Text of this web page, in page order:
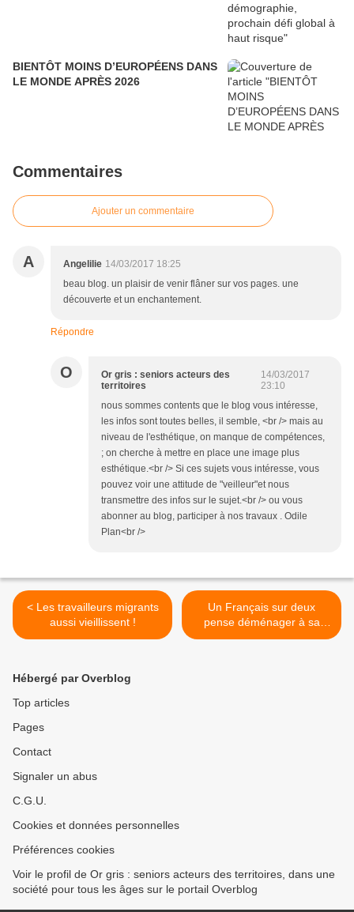
BIENTÔT MOINS D’EUROPÉENS DANS
LE MONDE APRÈS 2026
Commentaires
Ajouter un commentaire
A Angelilie 14/03/2017 18:25
beau blog. un plaisir de venir flâner sur vos pages. une
découverte et un enchantement.
Répondre
O
Or gris : seniors acteurs des
territoires
14/03/2017
23:10
nous sommes contents que le blog vous intéresse,
les infos sont toutes belles, il semble, <br /> mais au
niveau de l'esthétique, on manque de compétences,
; on cherche à mettre en place une image plus
esthétique.<br /> Si ces sujets vous intéresse, vous
pouvez voir une attitude de "veilleur"et nous
transmettre des infos sur le sujet.<br /> ou vous
abonner au blog, participer à nos travaux . Odile
Plan<br />
< Les travailleurs migrants
aussi vieillissent !
Un Français sur deux
pense déménager à sa
retraite >
Hébergé par Overblog
Top articles
Pages
Contact
Signaler un abus
C.G.U.
Cookies et données personnelles
Préférences cookies
Voir le profil de Or gris : seniors acteurs des territoires, dans une
société pour tous les âges sur le portail Overblog